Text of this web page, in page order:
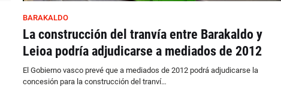
BARAKALDO
La construcción del tranvía entre Barakaldo y
Leioa podría adjudicarse a mediados de 2012
El Gobierno vasco prevé que a mediados de 2012 podrá adjudicarse la
concesión para la construcción del tranví…